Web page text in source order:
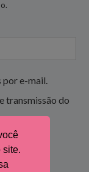
por e-mail.
transmissão do
site.